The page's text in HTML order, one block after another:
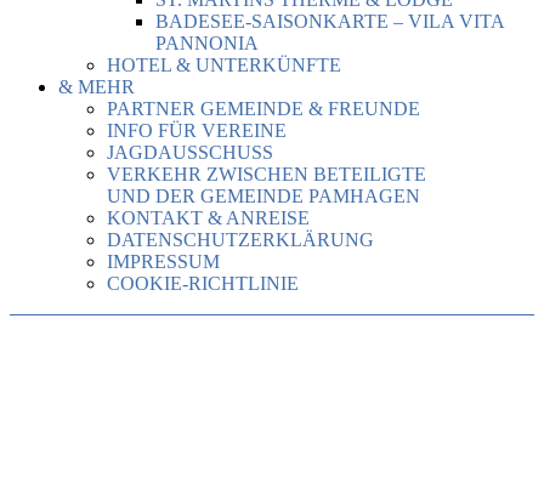
BADESEE-SAISONKARTE – VILA VITA
PANNONIA
HOTEL & UNTERKÜNFTE
& MEHR
PARTNER GEMEINDE & FREUNDE
INFO FÜR VEREINE
JAGDAUSSCHUSS
VERKEHR ZWISCHEN BETEILIGTE
UND DER GEMEINDE PAMHAGEN
KONTAKT & ANREISE
DATENSCHUTZERKLÄRUNG
IMPRESSUM
COOKIE-RICHTLINIE